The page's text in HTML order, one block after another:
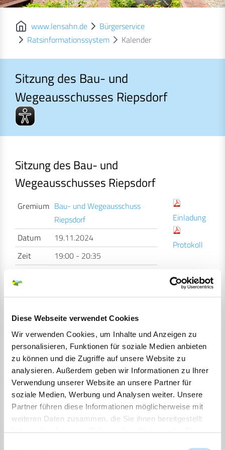
Diese Webseite verwendet Cookies
Wir verwenden Cookies, um Inhalte und Anzeigen zu
personalisieren, Funktionen für soziale Medien anbieten
zu können und die Zugriffe auf unsere Website zu
analysieren. Außerdem geben wir Informationen zu Ihrer
Verwendung unserer Website an unsere Partner für
soziale Medien, Werbung und Analysen weiter. Unsere
Partner führen diese Informationen möglicherweise mit
weiteren Daten zusammen, die Sie ihnen bereitgestellt
haben oder die sie im Rahmen Ihrer Nutzung der Dienste
www.lensahn.de
Bürgerservice
Ratsinformationssystem
Kalender
Sitzung des Bau- und
Wegeausschusses Riepsdorf
Sitzung des Bau- und Wegeausschusses Riepsdorf
Sitzung des Bau- und
Wegeausschusses Riepsdorf
Gremium Bau- und Wegeausschuss
Riepsdorf
Datum
19.11.2024
Zeit
19:00 - 20:35
Einladung
Protokoll
Tagesordnung
TOP Betreff
Drucksachen
Ö1 Einwohnerfragestunde
Beschluss
Ö2 Niederschrift der Sitzung vom
29.05.2024
Beschluss